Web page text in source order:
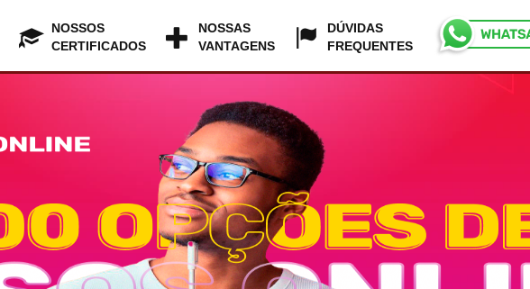
NOSSOS
CERTIFICADOS
NOSSAS
VANTAGENS
DÚVIDAS
FREQUENTES